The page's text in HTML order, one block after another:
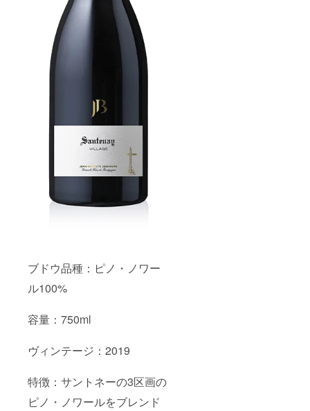
ブドウ品種：ピノ・ノワー
ル100%
容量：750ml
ヴィンテージ：2019
特徴：サントネーの3区画の
ピノ・ノワールをブレンド